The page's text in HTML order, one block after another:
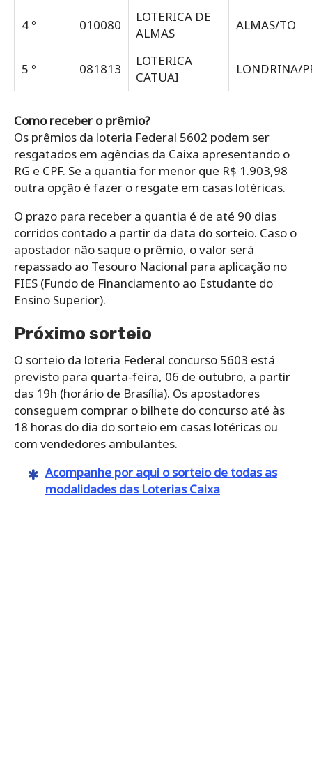
4 º 010080
LOTERICA DE
ALMAS
ALMAS/TO
5 º 081813
LOTERICA
CATUAI
LONDRINA/
Como receber o prêmio?
Os prêmios da loteria Federal 5602 podem ser
resgatados em agências da Caixa apresentando o
RG e CPF. Se a quantia for menor que R$ 1.903,98
outra opção é fazer o resgate em casas lotéricas.
O prazo para receber a quantia é de até 90 dias
corridos contado a partir da data do sorteio. Caso o
apostador não saque o prêmio, o valor será
repassado ao Tesouro Nacional para aplicação no
FIES (Fundo de Financiamento ao Estudante do
Ensino Superior).
Próximo sorteio
O sorteio da loteria Federal concurso 5603 está
previsto para quarta-feira, 06 de outubro, a partir
das 19h (horário de Brasília). Os apostadores
conseguem comprar o bilhete do concurso até às
18 horas do dia do sorteio em casas lotéricas ou
com vendedores ambulantes.
Acompanhe por aqui o sorteio de todas as
modalidades das Loterias Caixa